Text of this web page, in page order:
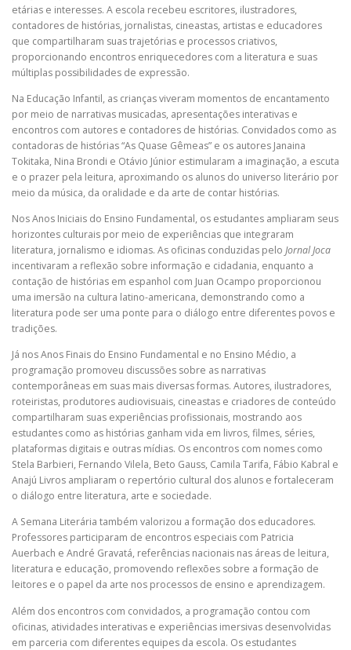
etárias e interesses. A escola recebeu escritores, ilustradores,
contadores de histórias, jornalistas, cineastas, artistas e educadores
que compartilharam suas trajetórias e processos criativos,
proporcionando encontros enriquecedores com a literatura e suas
múltiplas possibilidades de expressão.
Na Educação Infantil, as crianças viveram momentos de encantamento
por meio de narrativas musicadas, apresentações interativas e
encontros com autores e contadores de histórias. Convidados como as
contadoras de histórias “As Quase Gêmeas” e os autores Janaina
Tokitaka, Nina Brondi e Otávio Júnior estimularam a imaginação, a escuta
e o prazer pela leitura, aproximando os alunos do universo literário por
meio da música, da oralidade e da arte de contar histórias.
Nos Anos Iniciais do Ensino Fundamental, os estudantes ampliaram seus
horizontes culturais por meio de experiências que integraram
literatura, jornalismo e idiomas. As oficinas conduzidas pelo Jornal Joca
incentivaram a reflexão sobre informação e cidadania, enquanto a
contação de histórias em espanhol com Juan Ocampo proporcionou
uma imersão na cultura latino-americana, demonstrando como a
literatura pode ser uma ponte para o diálogo entre diferentes povos e
tradições.
Já nos Anos Finais do Ensino Fundamental e no Ensino Médio, a
programação promoveu discussões sobre as narrativas
contemporâneas em suas mais diversas formas. Autores, ilustradores,
roteiristas, produtores audiovisuais, cineastas e criadores de conteúdo
compartilharam suas experiências profissionais, mostrando aos
estudantes como as histórias ganham vida em livros, filmes, séries,
plataformas digitais e outras mídias. Os encontros com nomes como
Stela Barbieri, Fernando Vilela, Beto Gauss, Camila Tarifa, Fábio Kabral e
Anajú Livros ampliaram o repertório cultural dos alunos e fortaleceram
o diálogo entre literatura, arte e sociedade.
A Semana Literária também valorizou a formação dos educadores.
Professores participaram de encontros especiais com Patricia
Auerbach e André Gravatá, referências nacionais nas áreas de leitura,
literatura e educação, promovendo reflexões sobre a formação de
leitores e o papel da arte nos processos de ensino e aprendizagem.
Além dos encontros com convidados, a programação contou com
oficinas, atividades interativas e experiências imersivas desenvolvidas
em parceria com diferentes equipes da escola. Os estudantes